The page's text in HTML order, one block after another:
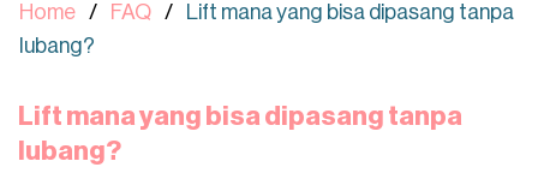
Home FAQ
Lift mana yang bisa dipasang tanpa
lubang?
Lift mana yang bisa dipasang tanpa
lubang?